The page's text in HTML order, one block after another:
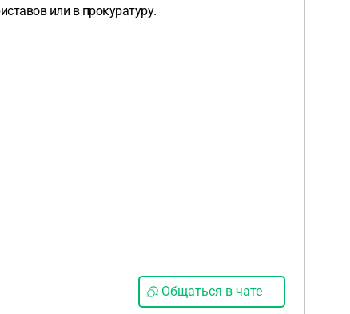
или в прокуратуру.
Общаться в чате